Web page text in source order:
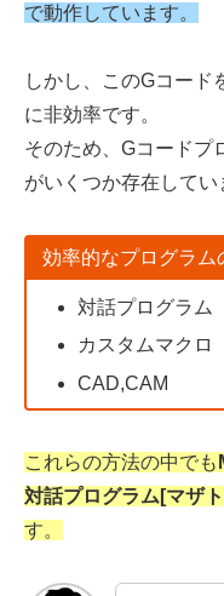
で動作しています。
しかし、このGコード
に非効率です。
そのため、Gコードプ
がいくつか存在して
効率的なプログラム
対話プログラム
カスタムマクロ
CAD,CAM
これらの方法の中でも
対話プログラム[マザ
す。